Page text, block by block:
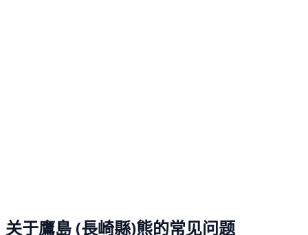
关于鷹島 (長崎縣)熊的常见问题